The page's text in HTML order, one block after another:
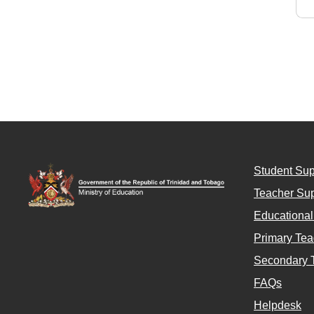
Student
Teacher
Primary
Secondary
FAQs
Helpdesk